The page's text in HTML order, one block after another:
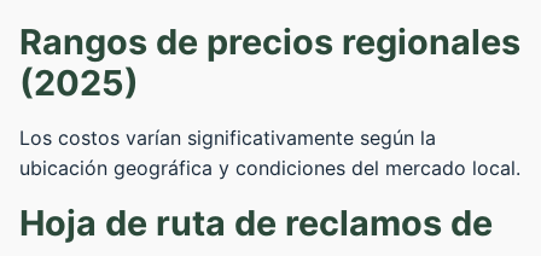
Rangos de precios regionales
(2025)
Los costos varían significativamente según la
ubicación geográfica y condiciones del mercado local.
Hoja de ruta de reclamos de